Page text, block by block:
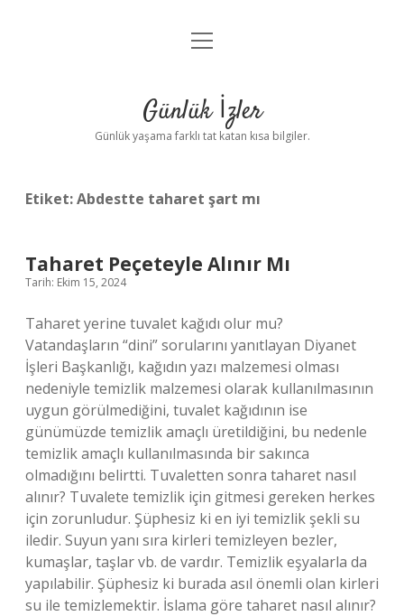
Anasayfa
Yasal Uyarı
menüyü
Günlük İzler
Günlük yaşama farklı tat katan kısa bilgiler.
Etiket:Abdestte taharet şart mı
Taharet Peçeteyle Alınır Mı
Tarih: Ekim 15, 2024
Taharet yerine tuvalet kağıdı olur mu?
Vatandaşların “dini” sorularını yanıtlayan Diyanet
İşleri Başkanlığı, kağıdın yazı malzemesi olması
nedeniyle temizlik malzemesi olarak kullanılmasının
uygun görülmediğini, tuvalet kağıdının ise
günümüzde temizlik amaçlı üretildiğini, bu nedenle
temizlik amaçlı kullanılmasında bir sakınca
olmadığını belirtti. Tuvaletten sonra taharet nasıl
alınır? Tuvalete temizlik için gitmesi gereken herkes
için zorunludur. Şüphesiz ki en iyi temizlik şekli su
iledir. Suyun yanı sıra kirleri temizleyen bezler,
kumaşlar, taşlar vb. de vardır. Temizlik eşyalarla da
yapılabilir. Şüphesiz ki burada asıl önemli olan kirleri
su ile temizlemektir. İslama göre taharet nasıl alınır?